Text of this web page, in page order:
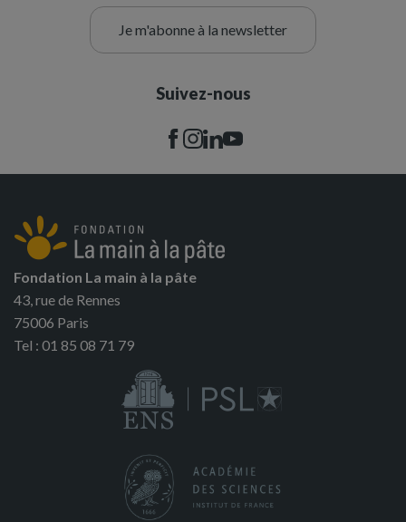
Je m'abonne à la newsletter
Suivez-nous
Fondation La main à la pâte
43, rue de Rennes
75006 Paris
Tel : 01 85 08 71 79